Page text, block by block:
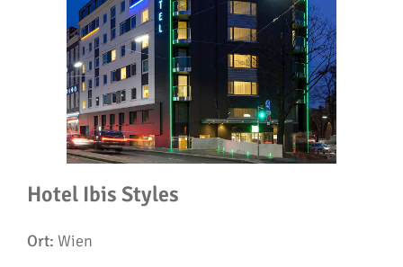
Hotel Ibis Styles
Ort: Wien